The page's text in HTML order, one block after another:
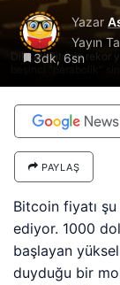
Dikkat! Bitcoin rekor
beşinci “parabolik”
Yazar
Yayın
3dk, 6sn
PAYLAŞ
Bitcoin fiyatı
ediyor. 1000
başlayan
duyduğu bir